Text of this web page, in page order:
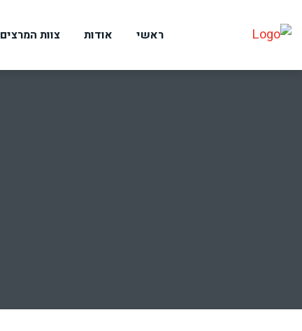
ראשי אודות צוות המרצים